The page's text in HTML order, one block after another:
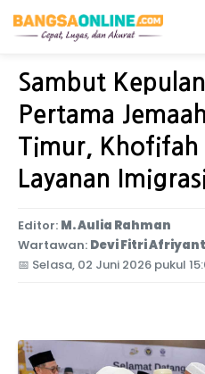
Home Jawa Timur
Sambut
Pertama
Timur, Khofifah
Layanan
Editor: M. Aulia Rahman
Wartawan: Devi Fitri
📅 Selasa, 02 Juni 2026 pukul